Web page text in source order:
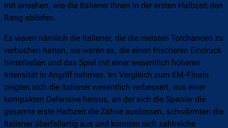
mit ansehen, wie die Italiener ihnen in der ersten Halbzeit den
Rang abliefen.
Es waren nämlich die Italiener, die die meisten Torchancen zu
verbuchen hatten, sie waren es, die einen frischeren Eindruck
hinterließen und das Spiel mit einer wesentlich höheren
Intensität in Angriff nahmen. Im Vergleich zum EM-Finale
zeigten sich die Italiener wesentlich verbessert, aus einer
kompakten Defensive heraus, an der sich die Spanier die
gesamte erste Halbzeit die Zähne ausbissen, schwärmten die
Italiener überfallartig aus und konnten sich zahlreiche